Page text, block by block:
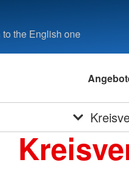
the English one